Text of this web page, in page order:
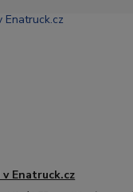
Enatruck.cz